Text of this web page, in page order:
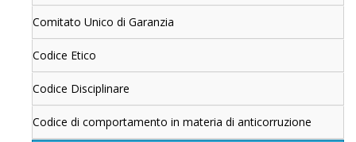
Comitato Unico di Garanzia
Codice Etico
Codice Disciplinare
Codice di comportamento in materia di anticorruzione